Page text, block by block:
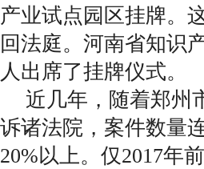
产业试点园区挂牌。
回法庭。河南省知识
人出席了挂牌仪式。
近几年，随着郑州
诉诸法院，案件数量
20%以上。仅2017年